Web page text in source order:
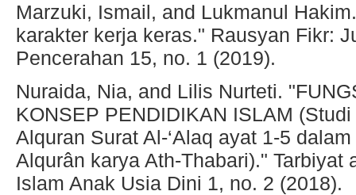
Marzuki, Ismail, and Lukmanul
karakter kerja keras." Rausyan Fikr:
Pencerahan 15, no. 1 (2019).
Nuraida, Nia, and Lilis Nurteti.
KONSEP PENDIDIKAN ISLAM
Alquran Surat Al-‘Alaq ayat 1-5
Alqurân karya Ath-Thabari)." Tarbiyat
Islam Anak Usia Dini 1, no. 2 (2018).